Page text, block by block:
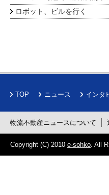
ロボット、ビルを行く
TOP ニュース インタ
物流不動産ニュースについて
Copyright (C) 2010 e-sohko . All